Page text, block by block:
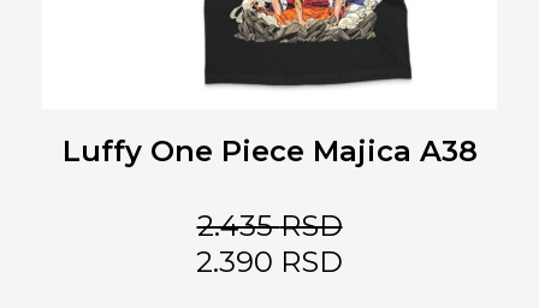
Luffy One Piece Majica A38
2.435RSD
2.390 RSD